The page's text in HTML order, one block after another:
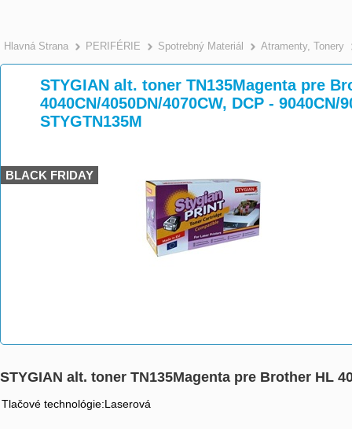
Hlavná Strana >
PERIFÉRIE >
Spotrebný Materiál >
Atramenty, Tonery
STYGIAN alt. toner TN135Magenta pre
4040CN/4050DN/4070CW, DCP - 9040CN/
STYGTN135M
BLACK FRIDAY
STYGIAN alt. toner TN135Magenta pre Brother HL
Tlačové technológie:Laserová